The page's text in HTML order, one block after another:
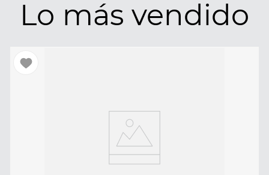
Lo más vendido